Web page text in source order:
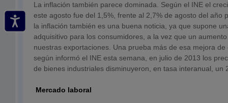
La inflación también parece dominada. Según el INE el
este agosto fue del 1,5%, frente al 2,7% de agosto del año
la inflación también es una buena noticia, ya que supone
adquisitivo para los consumidores, a la vez que un
nuestras exportaciones. Una prueba más de esa mejora
según informó el INE esta semana, en julio de 2013 los
de bienes industriales disminuyeron, en tasa interanual, un
Mercado laboral